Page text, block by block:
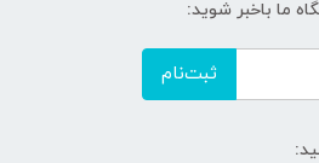
ما باخبر شوید:
ثبت‌نام